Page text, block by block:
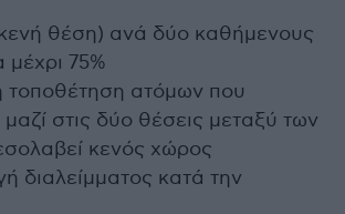
θέση) ανά δύο καθήμενους
μέχρι 75%
τοποθέτηση ατόμων που
στις δύο θέσεις μεταξύ των
κενός χώρος
διαλείμματος κατά την